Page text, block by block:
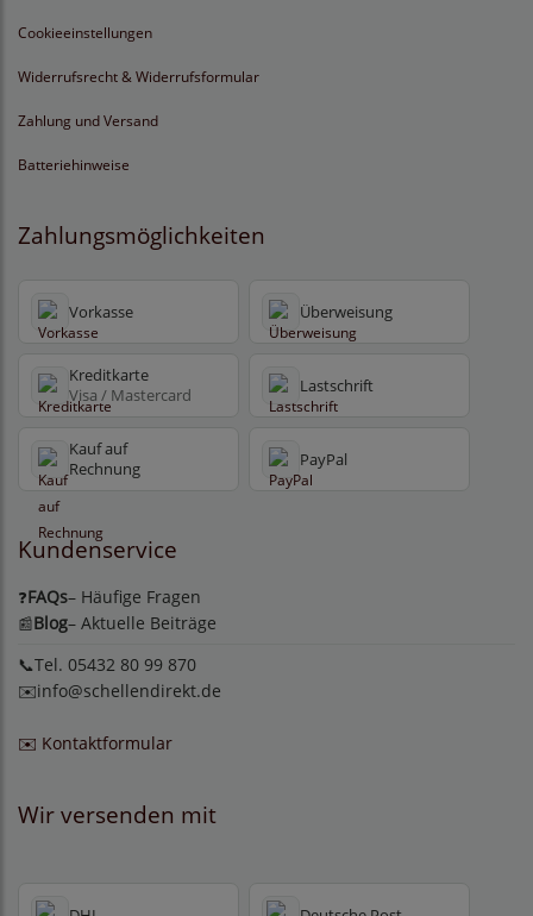
Cookieeinstellungen
Widerrufsrecht & Widerrufsformular
Zahlung und Versand
Batteriehinweise
Zahlungsmöglichkeiten
Vorkasse Überweisung
Kreditkarte
Visa / Mastercard Lastschrift
Kauf auf
Rechnung
PayPal
Kundenservice
❓FAQs– Häufige Fragen
📰Blog– Aktuelle Beiträge
📞Tel. 05432 80 99 870
✉️info@schellendirekt.de
✉️ Kontaktformular
Wir versenden mit